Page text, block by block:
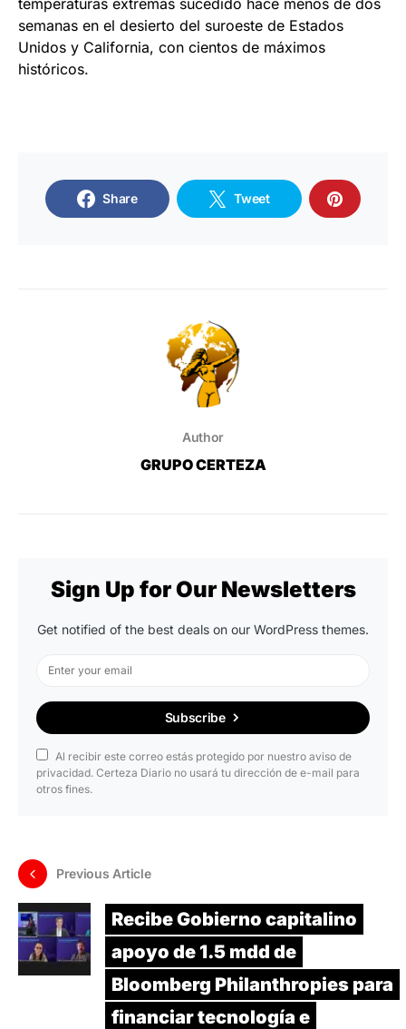
semanas en el desierto del suroeste de Estados
Unidos y California, con cientos de máximos
históricos.
Share Tweet
Author
GRUPO CERTEZA
Sign Up for Our Newsletters
Get notified of the best deals on our WordPress themes.
Subscribe
Al recibir este correo estás protegido por nuestro aviso de
privacidad. Certeza Diario no usará tu dirección de e-mail para
otros fines.
Previous Article
Recibe Gobierno capitalino
apoyo de 1.5 mdd de
Bloomberg Philanthropies para
financiar tecnología e